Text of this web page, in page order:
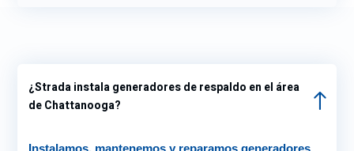
¿Strada instala generadores de respaldo en el área
de Chattanooga?
Instalamos, mantenemos y reparamos generadores